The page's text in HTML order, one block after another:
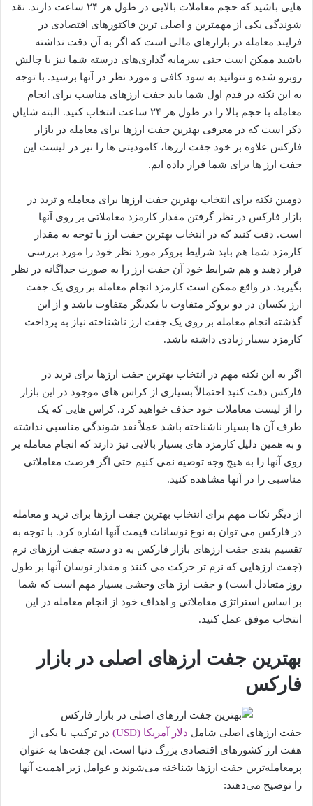
هایی باشید که حجم معاملات بالایی در طول هر ۲۴ ساعت دارند. نقد
شوندگی یکی از مهمترین و اصلی ترین فاکتورهای اقتصادی در
فرایند معامله در بازارهای مالی است که اگر به آن دقت نداشته
باشید ممکن است حتی سرمایه‌ گذاری‌های درسته شما نیز با چالش
روبرو شده و نتوانید به سود کافی و مورد نظر در آنها برسید. با توجه
به این نکته در قدم اول شما باید جفت ارزهای مناسب برای انجام
معامله با حجم بالا را در طول هر ۲۴ ساعت انتخاب کنید. البته شایان
ذکر است که در معرفی بهترین جفت ارزها برای معامله در بازار
فارکس علاوه بر خود جفت ارزها، کامودیتی ها را نیز در لیست این
جفت ارز ها برای شما قرار داده ایم.
دومین نکته برای انتخاب بهترین جفت ارزها برای معامله و ترید در
بازار فارکس در نظر گرفتن مقدار کارمزد معاملاتی بر روی آنها
است. دقت کنید که در انتخاب بهترین جفت ارز با توجه به مقدار
کارمزد شما هم باید شرایط بروکر مورد نظر خود را مورد بررسی
قرار دهید و هم شرایط خود آن جفت ارز را به صورت جداگانه در نظر
بگیرید. در واقع ممکن است کارمزد انجام معامله بر روی یک جفت
ارز یکسان در دو بروکر متفاوت با یکدیگر متفاوت باشد و از این
گذشته انجام معامله بر روی یک جفت ارز ناشناخته نیاز به پرداخت
کارمزد بسیار زیادی داشته باشد.
اگر به این نکته مهم در انتخاب بهترین جفت ارزها برای ترید در
فارکس دقت کنید احتمالاً بسیاری از کراس های موجود در این بازار
را از لیست معاملات خود حذف خواهید کرد. کراس هایی که یک
طرف آن ها بسیار ناشناخته باشد عملاً نقد شوندگی مناسبی نداشته
و به همین دلیل کارمزد های بسیار بالایی نیز دارند که انجام معامله بر
روی آنها را به هیچ وجه توصیه نمی کنیم حتی اگر فرصت معاملاتی
مناسبی را در آنها مشاهده کنید.
از دیگر نکات مهم برای انتخاب بهترین جفت ارزها برای ترید و معامله
در فارکس می توان به نوع نوسانات قیمت آنها اشاره کرد. با توجه به
تقسیم بندی جفت ارزهای بازار فارکس به دو دسته جفت ارزهای نرم
(جفت ارزهایی که نرم تر حرکت می کنند و مقدار نوسان آنها بر طول
روز متعادل است) و جفت ارز های وحشی بسیار مهم است که شما
بر اساس استراتژی معاملاتی و اهداف خود از انجام معامله در این
انتخاب موفق عمل کنید.
بهترین جفت ارزهای اصلی در بازار
فارکس
جفت ارزهای اصلی شامل دلار آمریکا (USD)
در ترکیب با یکی از
هفت ارز کشورهای اقتصادی بزرگ دنیا است. این جفت‌ها به عنوان
پرمعامله‌ترین جفت ارزها شناخته می‌شوند و عوامل زیر اهمیت آنها
را توضیح می‌دهند: